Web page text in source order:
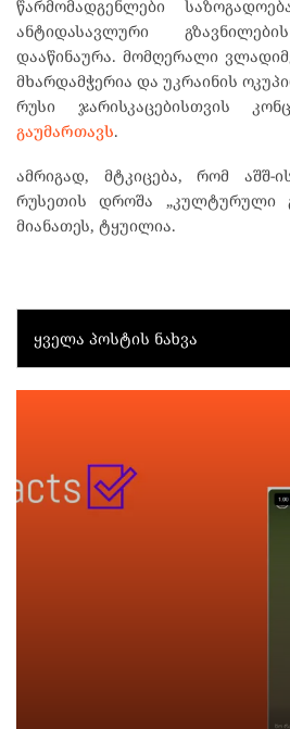
წარმომადგენლები
ანტიდასავლური
დააწინაურა. მომღერალი
მხარდამჭერია და უკრაინის
რუსი ჯარისკაცებისთვის
გაუმართავს.
ამრიგად, მტკიცება, რომ აშშ-
რუსეთის დროშა „კულტურული
მიანათეს, ტყუილია.
ᲧᲕᲔᲚᲐ ᲞᲝᲡᲢᲘᲡ ᲜᲐᲮᲕᲐ